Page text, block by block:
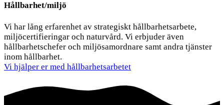
Hållbarhet/miljö
Vi har lång erfarenhet av strategiskt hållbarhetsarbete,
miljöcertifieringar och naturvård. Vi erbjuder även
hållbarhetschefer och miljösamordnare samt andra tjänster
inom hållbarhet.
Vi hjälper er med hållbarhetsarbetet